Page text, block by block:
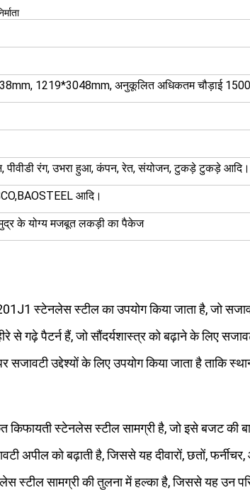
1219*3048mm, अनुकूलित अधिकतम चौड़ाई
पीवीडी रंग, उभरा हुआ, कंपन, रेत, संयोजन, टुकड़े टुकड़े आदि।
आदि।
के योग्य मजबूत लकड़ी का पैकेज
स्टेनलेस स्टील का उपयोग किया जाता है, जो
से गढ़े पैटर्न हैं, जो सौंदर्यशास्त्र को बढ़ाने के लिए
उद्देश्यों के लिए उपयोग किया जाता है ताकि
स्टेनलेस स्टील सामग्री है, जो इसे बजट की
अपील को बढ़ाती है, जिससे यह दीवारों, छतों,
सामग्री की तुलना में हल्का है, जिससे यह उन